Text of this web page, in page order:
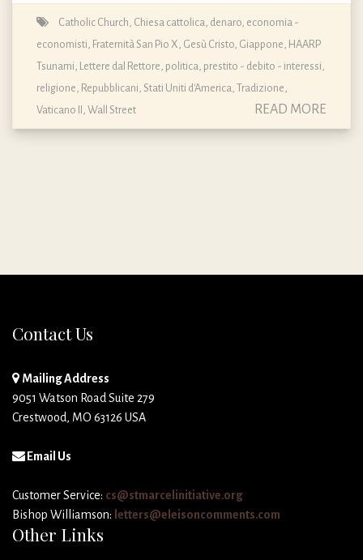
Catholic Church Chiesa cattolica denaro economia -
economisti Fraternità San Pio X Gesù Cristo Giappone HAARP
Tsunami Lettere dal Rettore politica prestito - debito - interessi
religione Repubblicani Stati Uniti d'America Tradizione
Vaticano II Wall Street READ MORE
Contact Us
Mailing Address
9051 Watson Road Suite 279
Crestwood, MO 63126 USA
Email Us
Customer Service: cs@stmarcelinitiative.org
Bishop Williamson: letters@eleisoncomments.com
Other Links